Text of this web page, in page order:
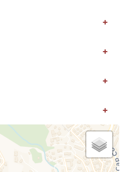
+
+
+
+